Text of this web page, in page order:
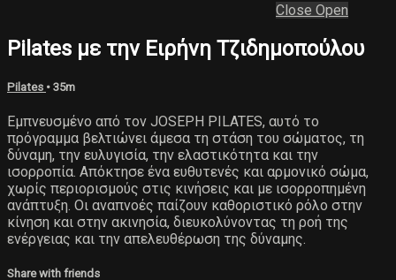
Close Open
Pilates με την Ειρήνη Τζιδημοπούλου
Pilates • 35m
Εμπνευσμένο από τον JOSEPH PILATES, αυτό το
πρόγραμμα βελτιώνει άμεσα τη στάση του σώματος, τη
δύναμη, την ευλυγισία, την ελαστικότητα και την
ισορροπία. Απόκτησε ένα ευθυτενές και αρμονικό σώμα,
χωρίς περιορισμούς στις κινήσεις και με ισορροπημένη
ανάπτυξη. Οι αναπνοές παίζουν καθοριστικό ρόλο στην
κίνηση και στην ακινησία, διευκολύνοντας τη ροή της
ενέργειας και την απελευθέρωση της δύναμης.
Share with friends